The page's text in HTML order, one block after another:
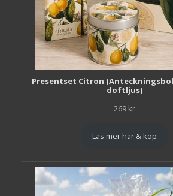
Presentset Citron
doftljus)
269 kr
Läs mer här & köp